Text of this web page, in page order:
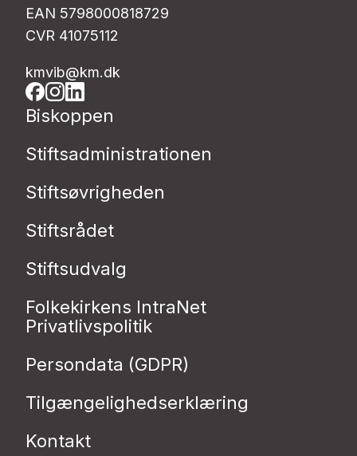
EAN 5798000818729
CVR 41075112
kmvib@km.dk
Biskoppen
Stiftsadministrationen
Stiftsøvrigheden
Stiftsrådet
Stiftsudvalg
Folkekirkens IntraNet
Privatlivspolitik
Persondata (GDPR)
Tilgængelighedserklæring
Kontakt